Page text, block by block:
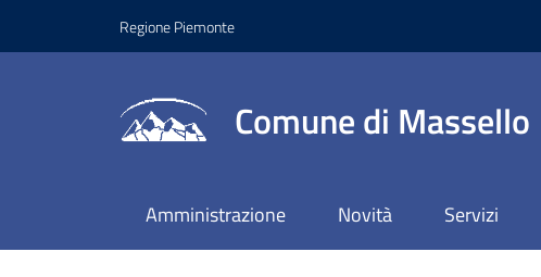
Regione Piemonte
Comune di Massello
Amministrazione Novità Servizi